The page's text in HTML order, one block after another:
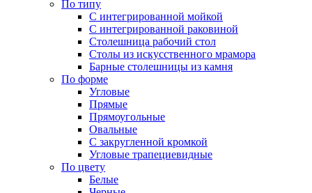
По типу
С интегрированной мойкой
С интегрированной раковиной
Столешница рабочий стол
Столы из искусственного мрамора
Барные столешницы из камня
По форме
Угловые
Прямые
Прямоугольные
Овальные
С закругленной кромкой
Угловые трапециевидные
По цвету
Белые